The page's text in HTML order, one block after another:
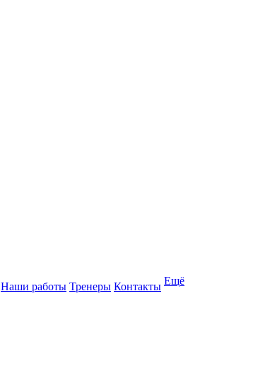
Наши работы Тренеры Контакты Ещё